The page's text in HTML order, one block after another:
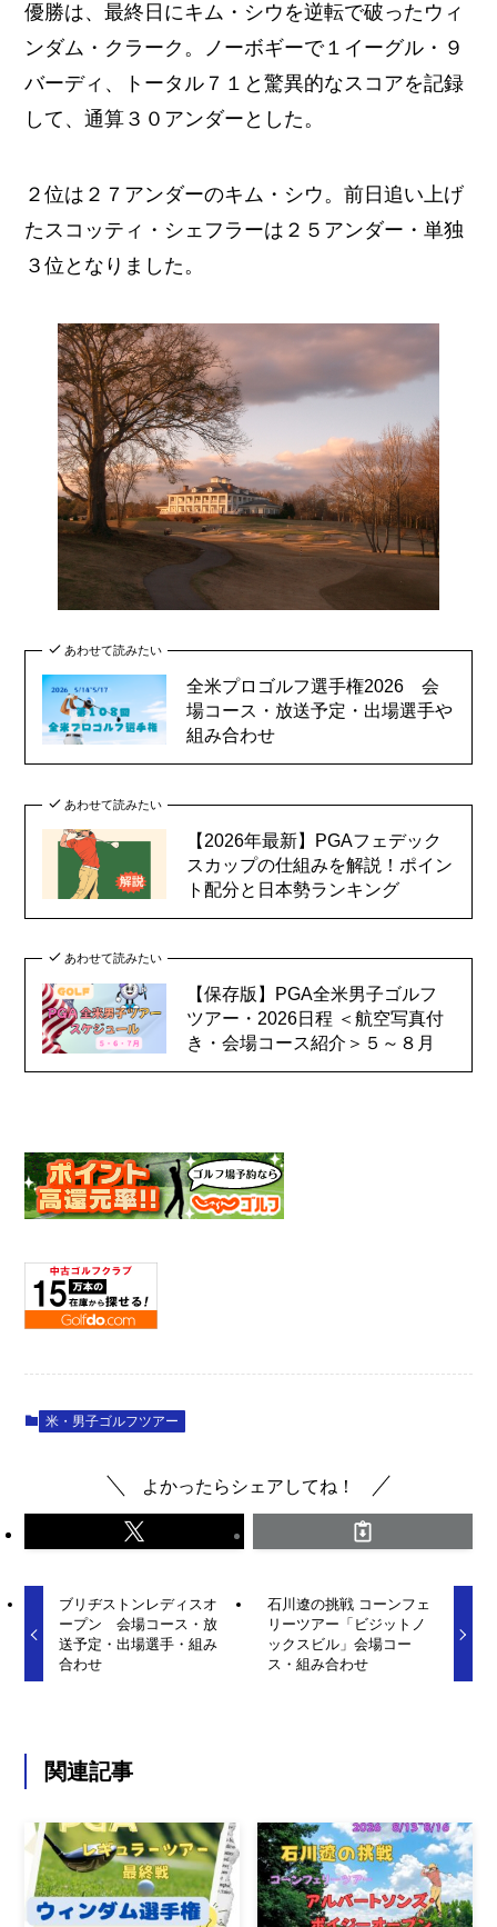
優勝は、最終日にキム・シウを逆転で破ったウィ
ンダム・クラーク。ノーボギーで１イーグル・９
バーディ、トータル７１と驚異的なスコアを記録
して、通算３０アンダーとした。
２位は２７アンダーのキム・シウ。前日追い上げ
たスコッティ・シェフラーは２５アンダー・単独
３位となりました。
あわせて読みたい
全米プロゴルフ選手権2026 会
場コース・放送予定・出場選手や
組み合わせ
あわせて読みたい
【2026年最新】PGAフェデック
スカップの仕組みを解説！ポイン
ト配分と日本勢ランキング
あわせて読みたい
【保存版】PGA全米男子ゴルフ
ツアー・2026日程 ＜航空写真付
き・会場コース紹介＞５～８月
米・男子ゴルフツアー
よかったらシェアしてね！
ブリヂストンレディスオ
ープン 会場コース・放
送予定・出場選手・組み
合わせ
石川遼の挑戦 コーンフェ
リーツアー「ビジットノ
ックスビル」会場コー
ス・組み合わせ
関連記事